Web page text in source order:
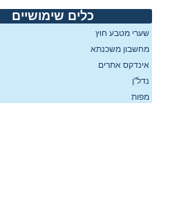
כלים שימושיים
שערי מטבע חוץ
מחשבון משכנתא
אינדקס אתרים
נדל"ן
מפות